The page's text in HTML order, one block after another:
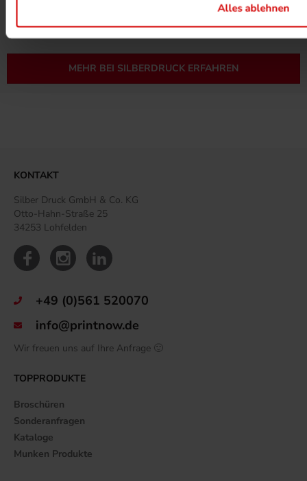
Alles ablehnen
MEHR BEI SILBERDRUCK ERFAHREN
KONTAKT
Silber Druck GmbH & Co. KG
Otto-Hahn-Straße 25
34253 Lohfelden
+49 (0)561 520070
info@printnow.de
Wir freuen uns auf Ihre Anfrage 🙂
TOPPRODUKTE
Broschüren
Sonderanfragen
Kataloge
Munken Produkte